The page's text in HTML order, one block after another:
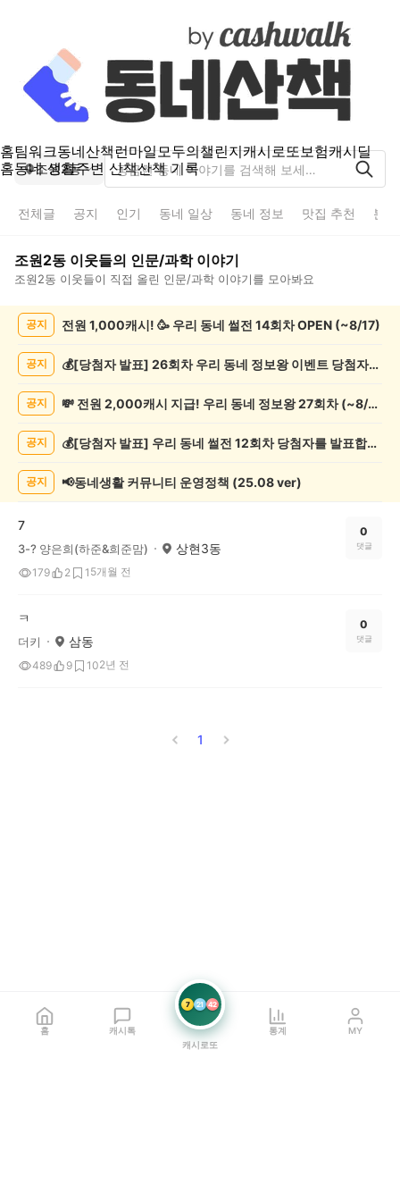
홈팀워크동네산책런마일모두의챌린지캐시로또보험캐시딜
홈동네 생활주변 산책산책 기록
조원2동
전체글 공지 인기 동네 일상 동네 정보 맛집 추천 분
조원2동 이웃들의 인문/과학이야기
조원2동 이웃들이 직접 올린 인문/과학 이야기를 모아봐요
문/
목
공지 전원 1,000캐시! 🥳 우리 동네 썰전 14회차 OPEN (~8/17)
공지 💰[당첨자 발표] 26회차 우리 동네 정보왕 이벤트 당첨자를 발표합니다!
공지 💸 전원 2,000캐시 지급! 우리 동네 정보왕 27회차 (~8/10)
공지 💰[당첨자 발표] 우리 동네 썰전 12회차 당첨자를 발표합니다!
공지 📢동네생활 커뮤니티 운영정책 (25.08 ver)
7
3-? 양은희(하준&희준맘) 상현3동
179 2 1 5개월 전
0
댓글
ㅋ
더키 삼동
489 9 102년 전
0
댓글
1
홈 캐시톡
7 21 42
캐시로또
통계 MY